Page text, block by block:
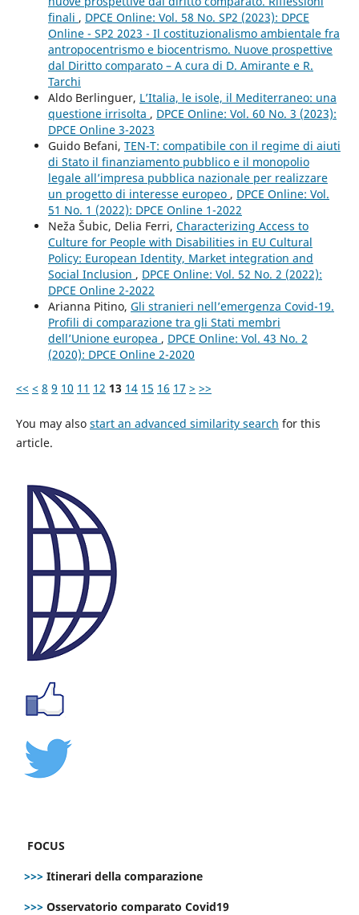
finali , DPCE Online: Vol. 58 No. SP2 (2023): DPCE
Online - SP2 2023 - Il costituzionalismo ambientale fra
antropocentrismo e biocentrismo. Nuove prospettive
dal Diritto comparato – A cura di D. Amirante e R.
Tarchi
Aldo Berlinguer, L’Italia, le isole, il Mediterraneo: una
questione irrisolta , DPCE Online: Vol. 60 No. 3 (2023):
DPCE Online 3-2023
Guido Befani, TEN-T: compatibile con il regime di aiuti
di Stato il finanziamento pubblico e il monopolio
legale all’impresa pubblica nazionale per realizzare
un progetto di interesse europeo , DPCE Online: Vol.
51 No. 1 (2022): DPCE Online 1-2022
Neža Šubic, Delia Ferri, Characterizing Access to
Culture for People with Disabilities in EU Cultural
Policy: European Identity, Market integration and
Social Inclusion , DPCE Online: Vol. 52 No. 2 (2022):
DPCE Online 2-2022
Arianna Pitino, Gli stranieri nell’emergenza Covid-19.
Profili di comparazione tra gli Stati membri
dell’Unione europea , DPCE Online: Vol. 43 No. 2
(2020): DPCE Online 2-2020
<< < 8 9 10 11 12 13 14 15 16 17 > >>
You may also start an advanced similarity search for this
article.
FOCUS
>>> Itinerari della comparazione
>>> Osservatorio comparato Covid19